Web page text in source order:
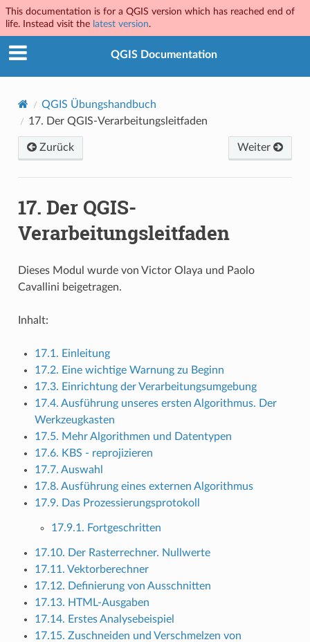
This documentation is for a QGIS version which has reached end of
life. Instead visit the latest version.
QGIS Documentation
QGIS Übungshandbuch
17. Der QGIS-Verarbeitungsleitfaden
Zurück Weiter
17. Der QGIS-
Verarbeitungsleitfaden
Dieses Modul wurde von Victor Olaya und Paolo
Cavallini beigetragen.
Inhalt:
17.1. Einleitung
17.2. Eine wichtige Warnung zu Beginn
17.3. Einrichtung der Verarbeitungsumgebung
17.4. Ausführung unseres ersten Algorithmus. Der
Werkzeugkasten
17.5. Mehr Algorithmen und Datentypen
17.6. KBS - reprojizieren
17.7. Auswahl
17.8. Ausführung eines externen Algorithmus
17.9. Das Prozessierungsprotokoll
17.9.1. Fortgeschritten
17.10. Der Rasterrechner. Nullwerte
17.11. Vektorberechner
17.12. Definierung von Ausschnitten
17.13. HTML-Ausgaben
17.14. Erstes Analysebeispiel
17.15. Zuschneiden und Verschmelzen von